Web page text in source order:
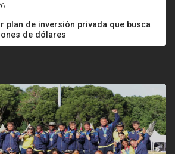
plan de inversión privada que busca
de dólares